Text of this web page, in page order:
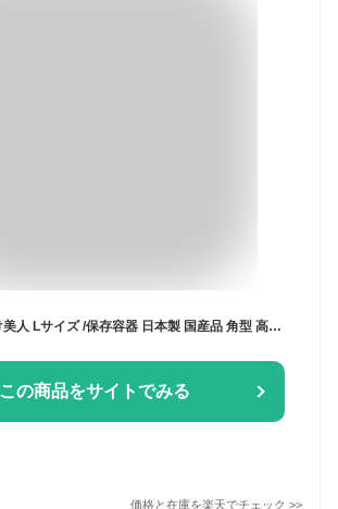
野田琺瑯 ぬか漬け美人 Lサイズ /保存容器 日本製 国産品 角型 高品質 手作業 冷蔵 冷凍 耐熱 味噌 漬物 ぬか漬け 梅漬け らっきょう 乾燥ぬか ぬか床 保存食 お米 衛生的 白 清潔感 家庭用 シンプル おしゃれ
この商品をサイトでみる
価格と在庫を楽天でチェック >>